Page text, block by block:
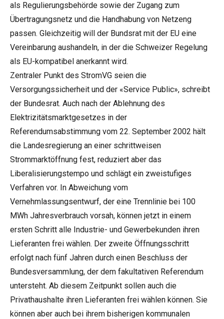
als Regulierungsbehörde sowie der Zugang zum
Übertragungsnetz und die Handhabung von Netzeng
passen. Gleichzeitig will der Bundsrat mit der EU eine
Vereinbarung aushandeln, in der die Schweizer Regelung
als EU-kompatibel anerkannt wird.
Zentraler Punkt des StromVG seien die
Versorgungssicherheit und der «Service Public», schreibt
der Bundesrat. Auch nach der Ablehnung des
Elektrizitätsmarktgesetzes in der
Referendumsabstimmung vom 22. September 2002 hält
die Landesregierung an einer schrittweisen
Strommarktöffnung fest, reduziert aber das
Liberalisierungstempo und schlägt ein zweistufiges
Verfahren vor. In Abweichung vom
Vernehmlassungsentwurf, der eine Trennlinie bei 100
MWh Jahresverbrauch vorsah, können jetzt in einem
ersten Schritt alle Industrie- und Gewerbekunden ihren
Lieferanten frei wählen. Der zweite Öffnungsschritt
erfolgt nach fünf Jahren durch einen Beschluss der
Bundesversammlung, der dem fakultativen Referendum
untersteht. Ab diesem Zeitpunkt sollen auch die
Privathaushalte ihren Lieferanten frei wählen können. Sie
können aber auch bei ihrem bisherigen kommunalen